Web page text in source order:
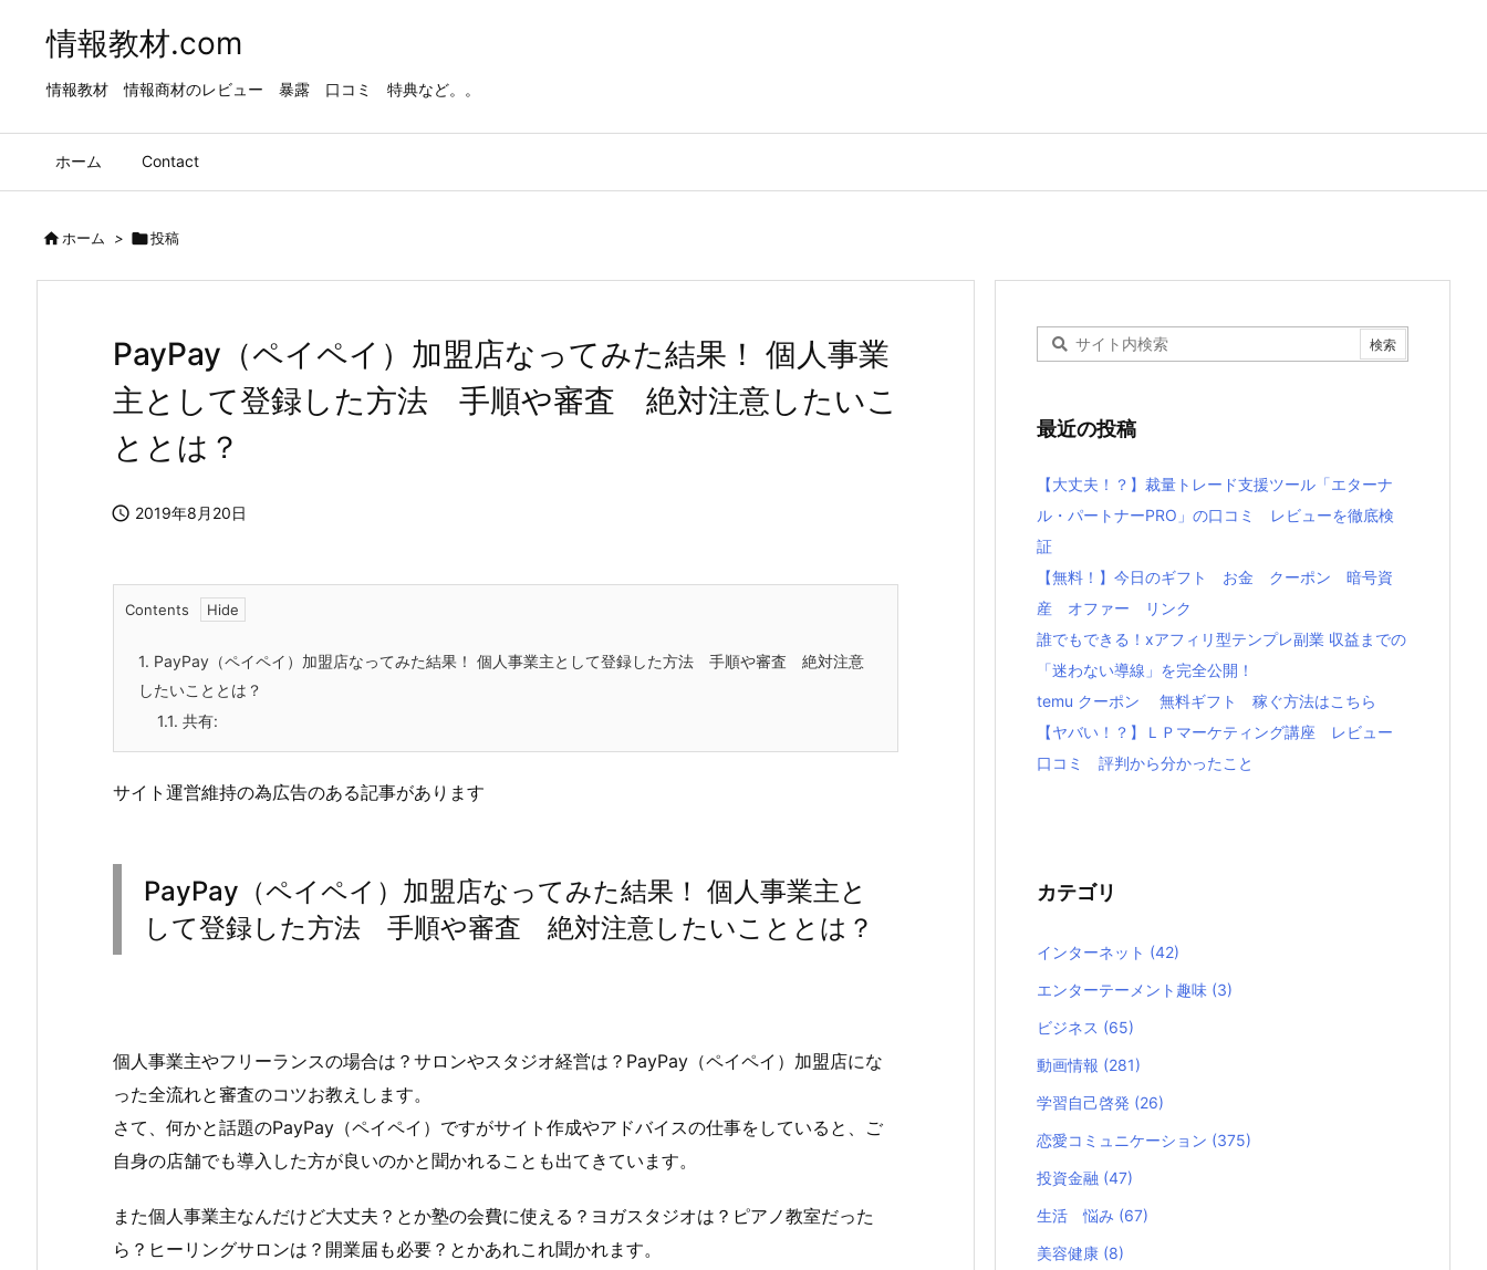
情報教材.com
情報教材 情報商材のレビュー 暴露 口コミ 特典など。。
ホーム Contact
ホーム > 投稿
PayPay（ペイペイ）加盟店なってみた結果！ 個人事業
主として登録した方法 手順や審査 絶対注意したいこ
ととは？
 2019年8月20日
Contents
1. PayPay（ペイペイ）加盟店なってみた結果！ 個人事業主として登録した方法 手順や審査 絶対注意
したいこととは？
1.1. 共有:
サイト運営維持の為広告のある記事があります
PayPay（ペイペイ）加盟店なってみた結果！ 個人事業主と
して登録した方法 手順や審査 絶対注意したいこととは？
個人事業主やフリーランスの場合は？サロンやスタジオ経営は？PayPay（ペイペイ）加盟店にな
った全流れと審査のコツお教えします。
さて、何かと話題のPayPay（ペイペイ）ですがサイト作成やアドバイスの仕事をしていると、ご
自身の店舗でも導入した方が良いのかと聞かれることも出てきています。
また個人事業主なんだけど大丈夫？とか塾の会費に使える？ヨガスタジオは？ピアノ教室だった
ら？ヒーリングサロンは？開業届も必要？とかあれこれ聞かれます。
最近の投稿
【大丈夫！？】裁量トレード支援ツール「エターナ
ル・パートナーPRO」の口コミ レビューを徹底検
証
【無料！】今日のギフト お金 クーポン 暗号資
産 オファー リンク
誰でもできる！xアフィリ型テンプレ副業 収益までの
「迷わない導線」を完全公開！
temu クーポン 無料ギフト 稼ぐ方法はこちら
【ヤバい！？】ＬＰマーケティング講座 レビュー
口コミ 評判から分かったこと
カテゴリ
インターネット (42)
エンターテーメント趣味 (3)
ビジネス (65)
動画情報 (281)
学習自己啓発 (26)
恋愛コミュニケーション (375)
投資金融 (47)
生活 悩み (67)
美容健康 (8)